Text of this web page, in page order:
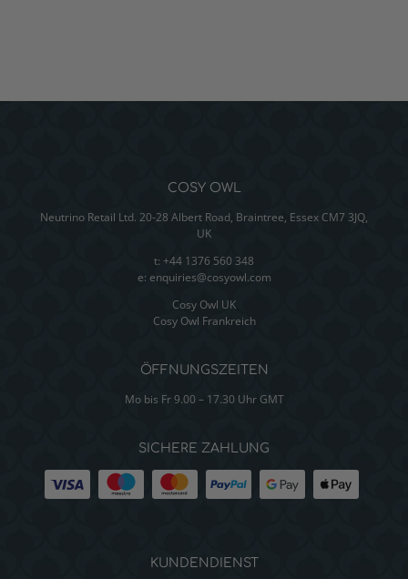
COSY OWL
Neutrino Retail Ltd. 20-28 Albert Road, Braintree, Essex CM7 3JQ,
UK
t: +44 1376 560 348
e: enquiries@cosyowl.com
Cosy Owl UK
Cosy Owl Frankreich
ÖFFNUNGSZEITEN
Mo bis Fr 9.00 – 17.30 Uhr GMT
SICHERE ZAHLUNG
KUNDENDIENST